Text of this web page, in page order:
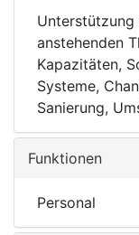
Unterstützung
anstehenden
Kapazitäten,
Systeme,
Sanierung,
Funktionen
Personal